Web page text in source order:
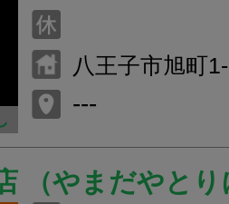
八王子市旭町
---
（やまだやと